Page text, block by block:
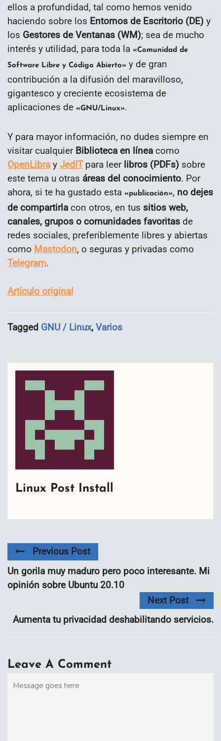
ellos a profundidad, tal como hemos venido
haciendo sobre los Entornos de Escritorio (DE) y
los Gestores de Ventanas (WM); sea de mucho
interés y utilidad, para toda la «Comunidad de
Software Libre y Código Abierto» y de gran
contribución a la difusión del maravilloso,
gigantesco y creciente ecosistema de
aplicaciones de «GNU/Linux».
Y para mayor información, no dudes siempre en
visitar cualquier Biblioteca en línea como
OpenLibra y JedITpara leer libros (PDFs) sobre
este tema u otras áreas del conocimiento. Por
ahora, si te ha gustado esta «publicación», no dejes
de compartirla con otros, en tus sitios web,
canales, grupos o comunidades favoritas de
redes sociales, preferiblemente libres y abiertas
como Mastodon, o seguras y privadas como
Telegram.
Artículo original
Tagged GNU / Linux, Varios
Linux Post Install
Previous Post
Un gorila muy maduro pero poco interesante. Mi
opinión sobre Ubuntu 20.10
Next Post
Aumenta tu privacidad deshabilitando servicios.
Leave A Comment